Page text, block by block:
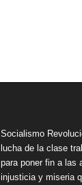
Socialismo
lucha de la clase
para poner fin a las
injusticia y miseria